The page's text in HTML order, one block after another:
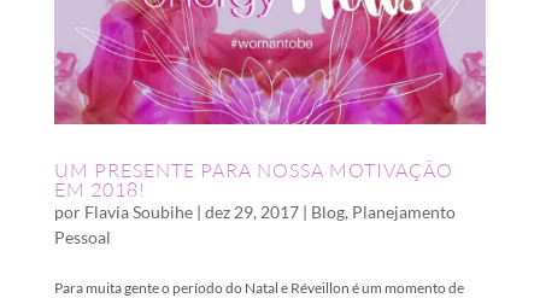
UM PRESENTE PARA NOSSA MOTIVAÇÃO
EM 2018!
por Flavia Soubihe| dez 29, 2017| Blog, Planejamento
Pessoal
Para muita gente o período do Natal e Réveillon é um momento de